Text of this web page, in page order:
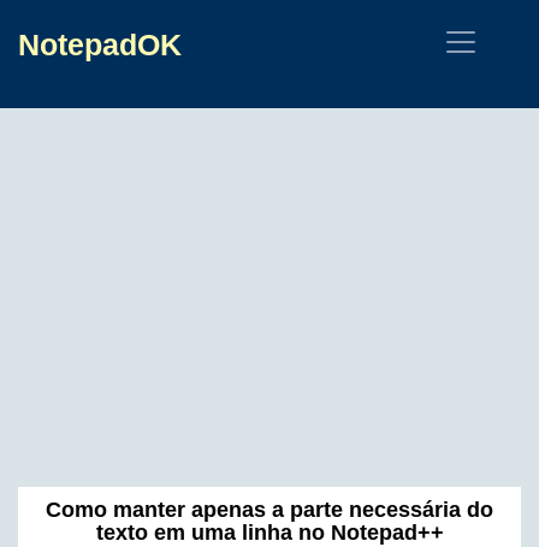
NotepadOK
Como manter apenas a parte necessária do
texto em uma linha no Notepad++